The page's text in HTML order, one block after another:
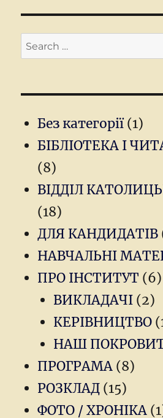
Search
for:
Без категорії(1)
БІБЛІОТЕКА І
(8)
ВІДДІЛ
(18)
ДЛЯ КАНДИДАТІВ
НАВЧАЛЬНІ
ПРО ІНСТИТУТ (6)
ВИКЛАДАЧІ(2)
КЕРІВНИЦТВО
НАШ
ПРОГРАМА(8)
РОЗКЛАД(15)
ФОТО / ХРОНІКА